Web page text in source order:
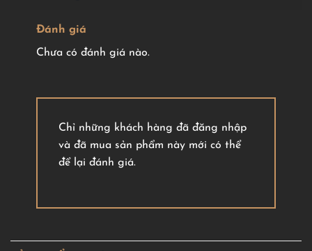
Đánh giá
Chưa có đánh giá nào.
Chỉ những khách hàng đã đăng nhập
và đã mua sản phẩm này mới có thể
để lại đánh giá.